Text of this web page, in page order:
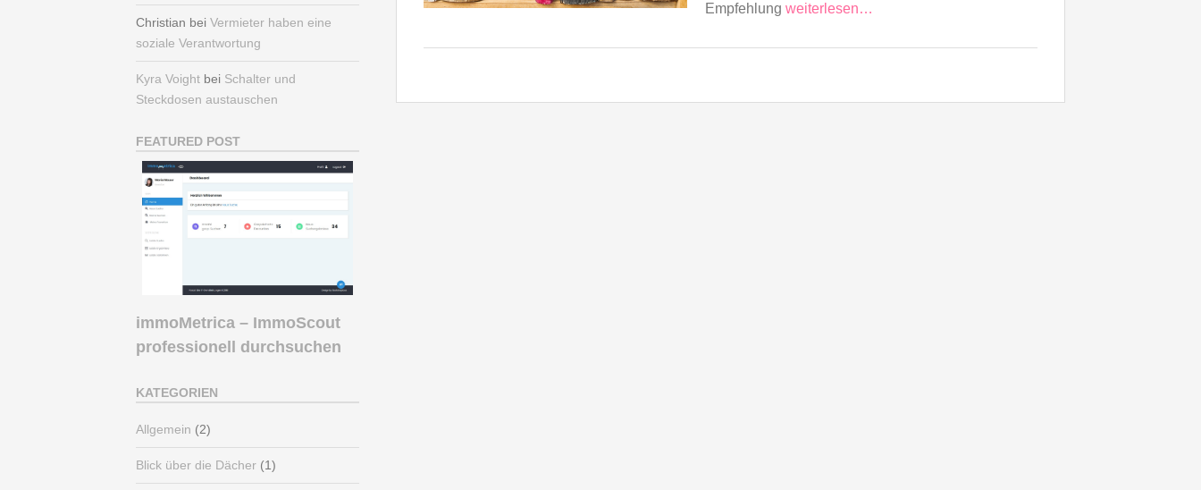
Empfehlungweiterlesen…
Christian bei Vermieter haben eine
soziale Verantwortung
Kyra Voight bei Schalter und
Steckdosen austauschen
FEATURED POST
immoMetrica – ImmoScout
professionell durchsuchen
KATEGORIEN
Allgemein (2)
Blick über die Dächer (1)